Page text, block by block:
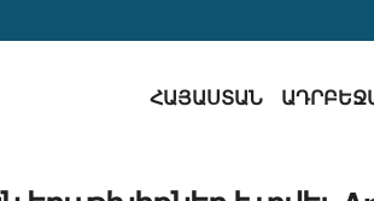
ՀԱՅԱՍՏԱՆ